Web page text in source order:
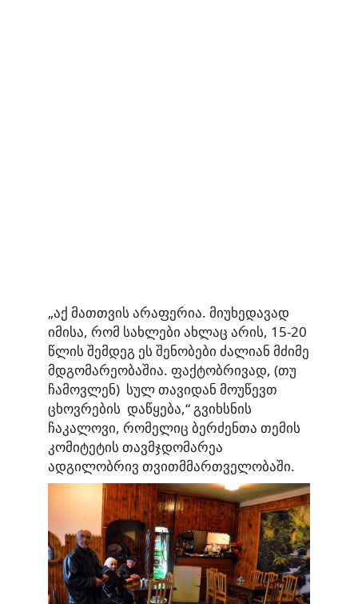
„აქ მათთვის არაფერია. მიუხედავად
იმისა, რომ სახლები ახლაც არის, 15-20
წლის შემდეგ ეს შენობები ძალიან მძიმე
მდგომარეობაშია. ფაქტობრივად, (თუ
ჩამოვლენ) სულ თავიდან მოუწევთ
ცხოვრების დაწყება,“ გვიხსნის
ჩაკალოვი, რომელიც ბერძენთა თემის
კომიტეტის თავმჯდომარეა
ადგილობრივ თვითმმართველობაში.